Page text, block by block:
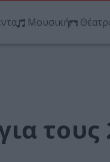
Μουσική
τους